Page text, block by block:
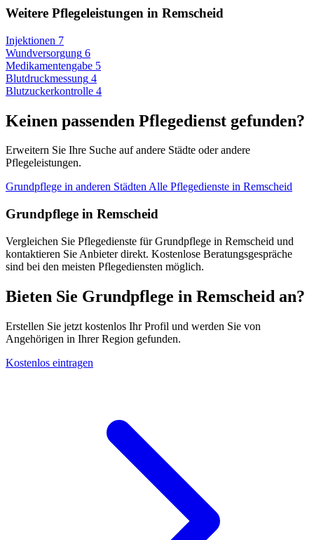
Weitere Pflegeleistungen in Remscheid
Injektionen 7
Wundversorgung 6
Medikamentengabe 5
Blutdruckmessung 4
Blutzuckerkontrolle 4
Keinen passenden Pflegedienst gefunden?
Erweitern Sie Ihre Suche auf andere Städte oder andere
Pflegeleistungen.
Grundpflege in anderen StädtenAlle Pflegedienste in Remscheid
Grundpflege in Remscheid
Vergleichen Sie Pflegedienste für Grundpflege in Remscheid und
kontaktieren Sie Anbieter direkt. Kostenlose Beratungsgespräche
sind bei den meisten Pflegediensten möglich.
Bieten Sie Grundpflege in Remscheid an?
Erstellen Sie jetzt kostenlos Ihr Profil und werden Sie von
Angehörigen in Ihrer Region gefunden.
Kostenlos eintragen